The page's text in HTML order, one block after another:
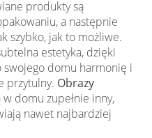
produkty są
a następnie
szybko, jak to możliwe.
estetyka, dzięki
domu harmonię i
przytulny. Obrazy
domu zupełnie inny,
nawet najbardziej